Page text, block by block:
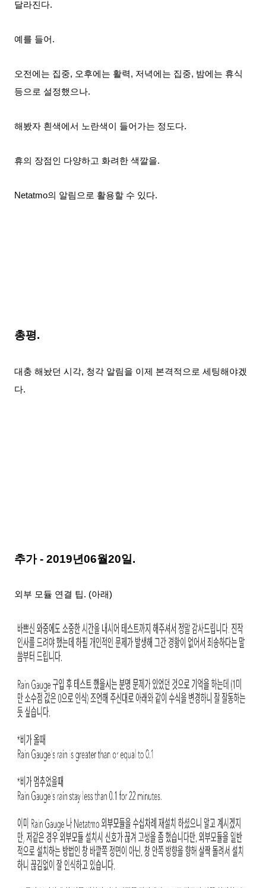
달라진다.
예를 들어.
오전에는 집중, 오후에는 활력, 저녁에는 집중, 밤에는 휴식
등으로 설정했으나.
해봤자 흰색에서 노란색이 들어가는 정도다.
휴의 장점인 다양하고 화려한 색깔을.
Netatmo의 알림으로 활용할 수 있다.
총평.
대충 해놨던 시각, 청각 알림을 이제 본격적으로 세팅해야겠
다.
추가 - 2019년06월20일.
외부 모듈 연결 팁. (아래)